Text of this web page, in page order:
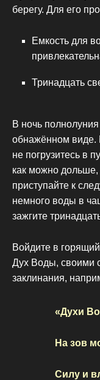
берегу. Для его
Емкость для
Тринадцать
В ночь
обнажённом виде.
не погрузитесь в
как можно дольше,
приступайте к
немного воды в
зажгите
Войдите в
Дух Воды, своими
заклинания,
«Духи
На зов
Силу и